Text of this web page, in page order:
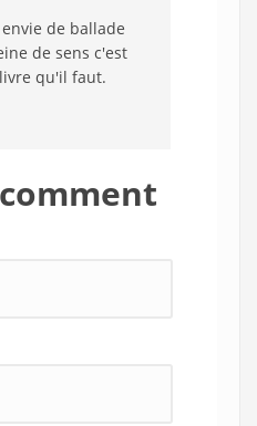
de ballade
de sens c'est
qu'il faut.